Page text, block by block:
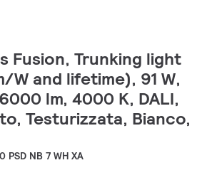
Fusion, Trunking light
W and lifetime), 91 W,
lm, 4000 K, DALI,
Testurizzata, Bianco,
PSD NB 7 WH XA